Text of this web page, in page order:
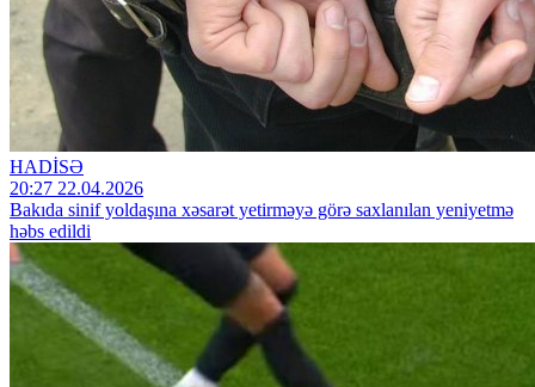
HADİSƏ
20:27 22.04.2026
Bakıda sinif yoldaşına xəsarət yetirməyə görə saxlanılan yeniyetmə
həbs edildi